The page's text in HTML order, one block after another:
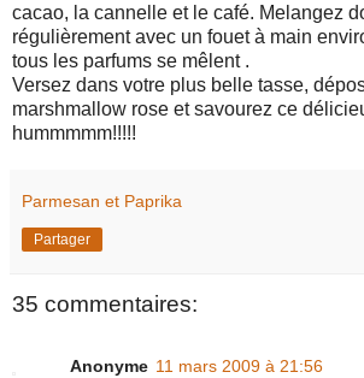
cacao, la cannelle et le café. Melangez
régulièrement avec un fouet à main
tous les parfums se mêlent .
Versez dans votre plus belle tasse,
marshmallow rose et savourez ce
hummmmm!!!!!
Parmesan et Paprika
Partager
35 commentaires:
Anonyme 11 mars 2009 à 21:56